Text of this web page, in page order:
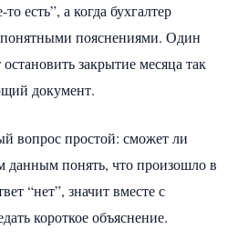
есть”, а когда бухгалтер
пояснениями. Один
закрытие месяца так
документ.
вопрос простой: сможет ли
данным понять, что произошло в
“нет”, значит вместе с
короткое объяснение.